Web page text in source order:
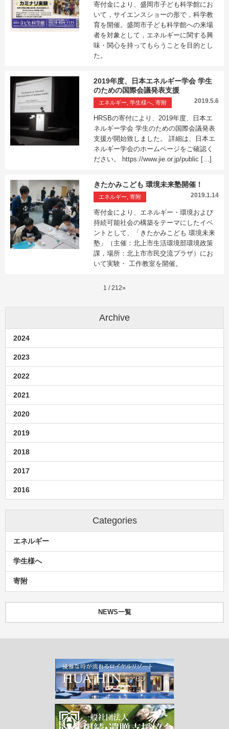
寄付金により、盛岡市子ども科学館にお
いて，サイエンスショーの形で，科学教
育を開催。盛岡市子ども科学館への来場
者を対象として，エネルギーに関する興
味・関心を持ってもらうことを目的とし
た。
2019年度、日本エネルギー学会 学生
のための国際会議発表支援
エネルギー, 学生様へ, 寄附 2019.5.6
HRSBの寄付により、2019年度、日本エ
ネルギー学会 学生のための国際会議発表
支援が開始致しました。 詳細は、日本エ
ネルギー学会のホームページをご確認く
ださい。 https://www.jie.or.jp/public […]
きたかみこども 環境未来塾開催！
エネルギー, 寄附 2019.1.14
寄付金により、エネルギー・環境および
持続可能社会の構築をテーマにしたイベ
ントとして、「きたかみこども 環境未来
塾」（主催：北上市生活環境部環境政策
課，場所：北上市市民交流プラザ）にお
いて実験・ 工作教室を開催。
1 / 212»
Archive
2024
2023
2022
2021
2020
2019
2018
2017
2016
Categories
エネルギー
学生様へ
寄附
NEWS一覧